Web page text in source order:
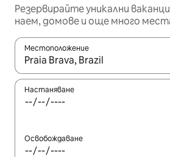
Резервирайте уникални
наем, домове и още много
Местоположение
Когато резултатите се
Настаняване
Освобождаване